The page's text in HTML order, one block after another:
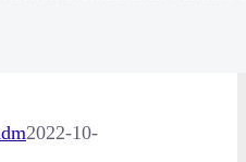
2022-10-